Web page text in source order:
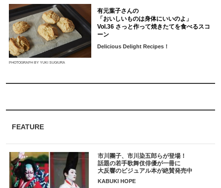
FEATURE
市川團子、市川染五郎らが登場！
話題の若手歌舞伎俳優が一冊に
大反響のビジュアル本が絶賛発売中
KABUKI HOPE
PHOTOGRAPH BY YUKI SUGIURA
有元葉子さんの
「おいしいものは身体にいいのよ」
Vol.36 さっと作って焼きたてを食べるスコ
ーン
Delicious Delight Recipes！